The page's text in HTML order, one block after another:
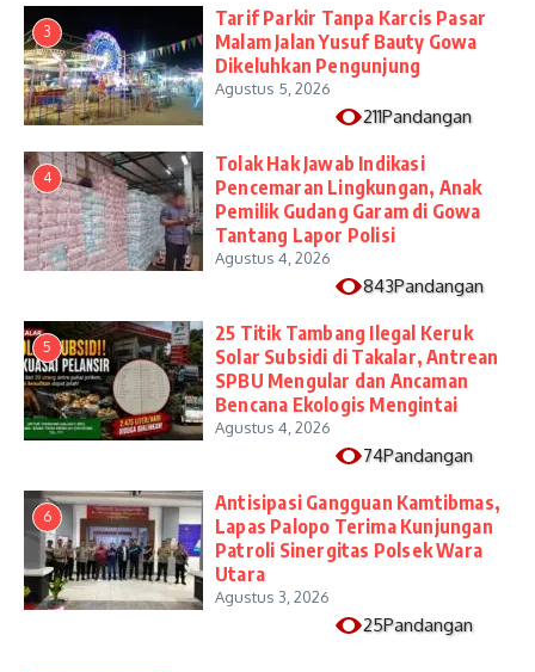
3
Tarif Parkir Tanpa Karcis Pasar
Malam Jalan Yusuf Bauty Gowa
Dikeluhkan Pengunjung
Agustus 5, 2026
211Pandangan
4
Tolak Hak Jawab Indikasi
Pencemaran Lingkungan, Anak
Pemilik Gudang Garam di Gowa
Tantang Lapor Polisi
Agustus 4, 2026
843Pandangan
5
25 Titik Tambang Ilegal Keruk
Solar Subsidi di Takalar, Antrean
SPBU Mengular dan Ancaman
Bencana Ekologis Mengintai
Agustus 4, 2026
74Pandangan
6
Antisipasi Gangguan Kamtibmas,
Lapas Palopo Terima Kunjungan
Patroli Sinergitas Polsek Wara
Utara
Agustus 3, 2026
25Pandangan